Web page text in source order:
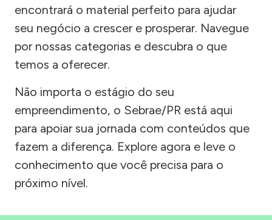
encontrará o material perfeito para ajudar
seu negócio a crescer e prosperar. Navegue
por nossas categorias e descubra o que
temos a oferecer.
Não importa o estágio do seu
empreendimento, o Sebrae/PR está aqui
para apoiar sua jornada com conteúdos que
fazem a diferença. Explore agora e leve o
conhecimento que você precisa para o
próximo nível.